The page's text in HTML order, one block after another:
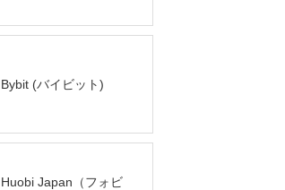
Bybit (バイビット)
Huobi Japan（フォビ